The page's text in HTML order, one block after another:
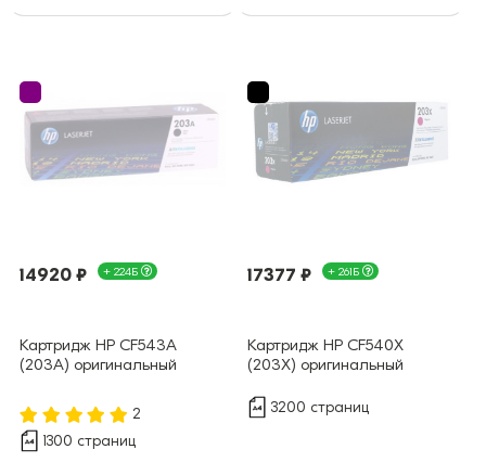
14920 ₽ + 224Б
Картридж HP CF543A
(203A) оригинальный
2
1300 страниц
17377 ₽ + 261Б
Картридж HP CF540X
(203X) оригинальный
3200 страниц